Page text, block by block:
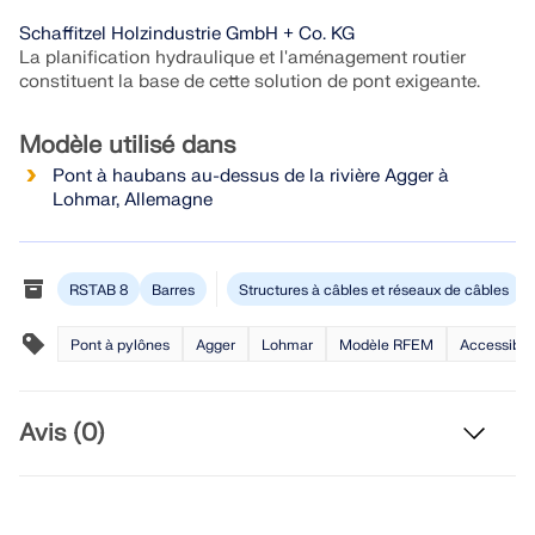
RWIND 3
En savoir plus
API Dlubal
OBTENIR DE L’ASSISTANCE
OBTENIR UNE VERSION GRATUITE
CONTACTER LE SUPPORT
d'ingénierie et faites passer votre carrière à un
niveau supérieur.
Schaffitzel Holzindustrie GmbH + Co. KG
La planification hydraulique et l'aménagement routier
constituent la base de cette solution de pont exigeante.
Modèle utilisé dans
Pont à haubans au-dessus de la rivière Agger à
Lohmar, Allemagne
RSTAB 8 Barres Structures à câbles et réseaux de câbles
Pont à pylônes Agger Lohmar Modèle RFEM
Avis (0)